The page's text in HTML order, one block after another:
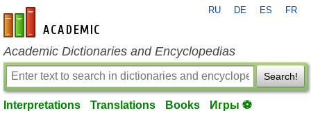
en-academic.com
RU DE ES FR
Academic Dictionaries and Encyclopedias
Search!
Interpretations Translations Books Игры ⚽